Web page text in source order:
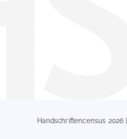
Handschriftencensus 2026 |